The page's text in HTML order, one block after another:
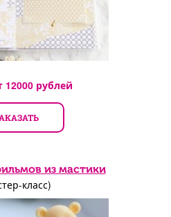
12000рублей
из мастики
класс)